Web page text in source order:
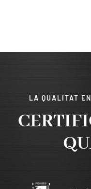
LA QUALITAT